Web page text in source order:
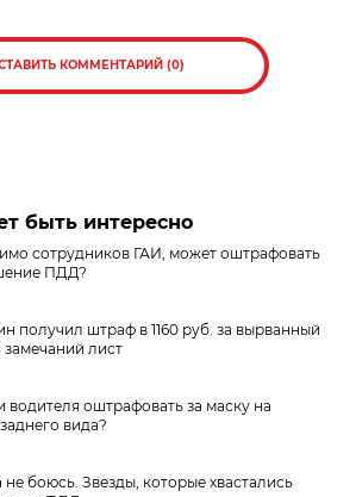
КОММЕНТАРИЙ (0)
быть интересно
сотрудников ГАИ, может оштрафовать
ПДД?
получил штраф в 1160 руб. за вырванный
замечаний лист
водителя оштрафовать за маску на
вида?
не боюсь. Звезды, которые хвастались